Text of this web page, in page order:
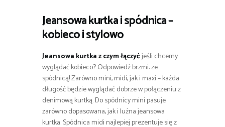
Jeansowa kurtka i spódnica –
kobieco i stylowo
Jeansowa kurtka z czym łączyćjeśli chcemy
wyglądać kobieco? Odpowiedź brzmi: ze
spódnicą! Zarówno mini, midi, jak i maxi – każda
długość będzie wyglądać dobrze w połączeniu z
denimową kurtką. Do spódnicy mini pasuje
zarówno dopasowana, jak i luźna jeansowa
kurtka. Spódnica midi najlepiej prezentuje się z